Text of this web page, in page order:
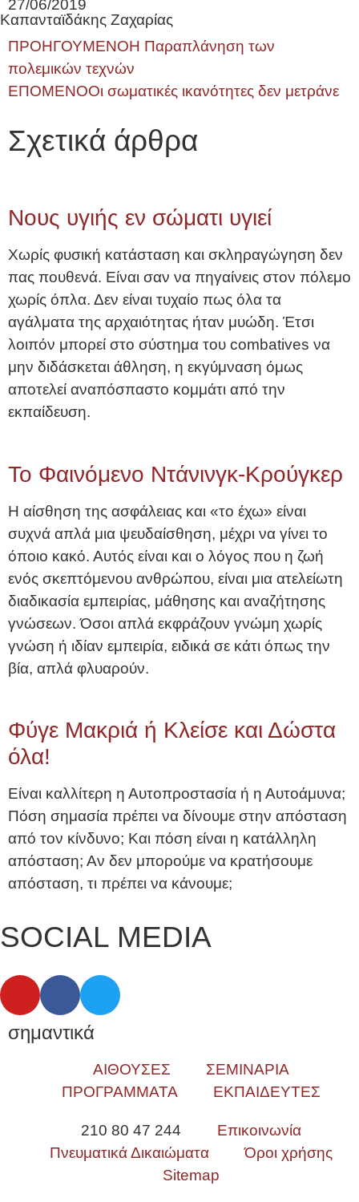
27/06/2019
Καπανταϊδάκης Ζαχαρίας
ΠΡΟΗΓΟΥΜΕΝΟΗ Παραπλάνηση των
πολεμικών τεχνών
ΕΠΟΜΕΝΟΟι σωματικές ικανότητες δεν μετράνε
Σχετικά άρθρα
Νους υγιής εν σώματι υγιεί
Χωρίς φυσική κατάσταση και σκληραγώγηση δεν
πας πουθενά. Είναι σαν να πηγαίνεις στον πόλεμο
χωρίς όπλα. Δεν είναι τυχαίο πως όλα τα
αγάλματα της αρχαιότητας ήταν μυώδη. Έτσι
λοιπόν μπορεί στο σύστημα του combatives να
μην διδάσκεται άθληση, η εκγύμναση όμως
αποτελεί αναπόσπαστο κομμάτι από την
εκπαίδευση.
Το Φαινόμενο Ντάνινγκ-Κρούγκερ
Η αίσθηση της ασφάλειας και «το έχω» είναι
συχνά απλά μια ψευδαίσθηση, μέχρι να γίνει το
όποιο κακό. Αυτός είναι και ο λόγος που η ζωή
ενός σκεπτόμενου ανθρώπου, είναι μια ατελείωτη
διαδικασία εμπειρίας, μάθησης και αναζήτησης
γνώσεων. Όσοι απλά εκφράζουν γνώμη χωρίς
γνώση ή ιδίαν εμπειρία, ειδικά σε κάτι όπως την
βία, απλά φλυαρούν.
Φύγε Μακριά ή Κλείσε και Δώστα
όλα!
Είναι καλλίτερη η Αυτοπροστασία ή η Αυτοάμυνα;
Πόση σημασία πρέπει να δίνουμε στην απόσταση
από τον κίνδυνο; Και πόση είναι η κατάλληλη
απόσταση; Αν δεν μπορούμε να κρατήσουμε
απόσταση, τι πρέπει να κάνουμε;
SOCIAL MEDIA
σημαντικά
ΑΙΘΟΥΣΕΣ
ΣΕΜΙΝΑΡΙΑ
ΠΡΟΓΡΑΜΜΑΤΑ
ΕΚΠΑΙΔΕΥΤΕΣ
210 80 47 244
Επικοινωνία
Πνευματικά Δικαιώματα
Όροι χρήσης
Sitemap